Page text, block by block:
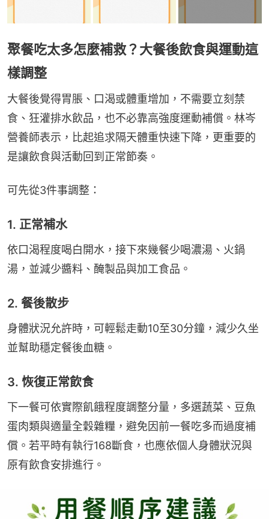
聚餐吃太多怎麼補救？大餐後飲食與運動這
樣調整
大餐後覺得胃脹、口渴或體重增加，不需要立刻禁
食、狂灌排水飲品，也不必靠高強度運動補償。林岑
營養師表示，比起追求隔天體重快速下降，更重要的
是讓飲食與活動回到正常節奏。
可先從3件事調整：
1. 正常補水
依口渴程度喝白開水，接下來幾餐少喝濃湯、火鍋
湯，並減少醬料、醃製品與加工食品。
2. 餐後散步
身體狀況允許時，可輕鬆走動10至30分鐘，減少久坐
並幫助穩定餐後血糖。
3. 恢復正常飲食
下一餐可依實際飢餓程度調整分量，多選蔬菜、豆魚
蛋肉類與適量全穀雜糧，避免因前一餐吃多而過度補
償。若平時有執行168斷食，也應依個人身體狀況與
原有飲食安排進行。